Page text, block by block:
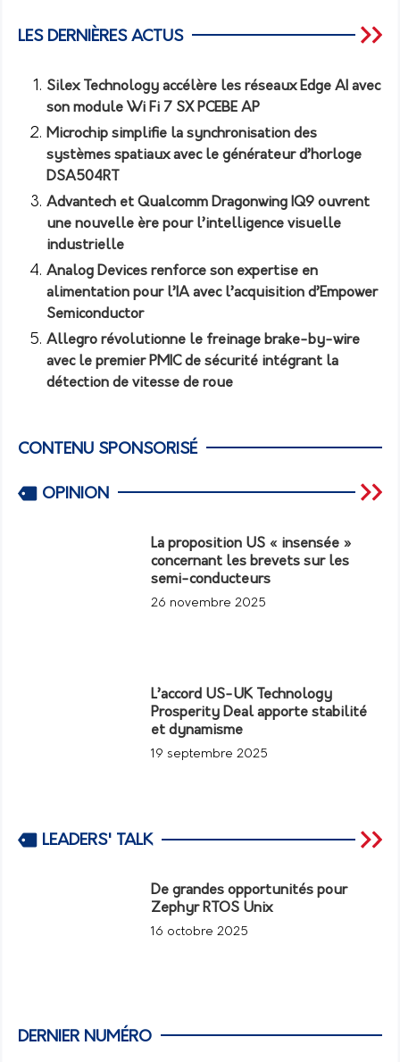
LES DERNIÈRES ACTUS
Silex Technology accélère les réseaux Edge AI avec
son module Wi Fi 7 SX PCEBE AP
Microchip simplifie la synchronisation des
systèmes spatiaux avec le générateur d’horloge
DSA504RT
Advantech et Qualcomm Dragonwing IQ9 ouvrent
une nouvelle ère pour l’intelligence visuelle
industrielle
Analog Devices renforce son expertise en
alimentation pour l’IA avec l’acquisition d’Empower
Semiconductor
Allegro révolutionne le freinage brake-by-wire
avec le premier PMIC de sécurité intégrant la
détection de vitesse de roue
CONTENU SPONSORISÉ
OPINION
La proposition US « insensée »
concernant les brevets sur les
semi-conducteurs
26 novembre 2025
L’accord US-UK Technology
Prosperity Deal apporte stabilité
et dynamisme
19 septembre 2025
LEADERS' TALK
De grandes opportunités pour
Zephyr RTOS Unix
16 octobre 2025
DERNIER NUMÉRO